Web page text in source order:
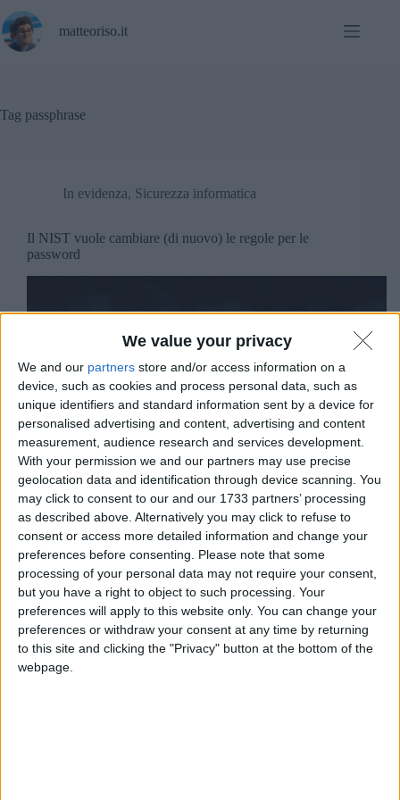
We value your privacy
We and our partners store and/or access information on a
device, such as cookies and process personal data, such as
unique identifiers and standard information sent by a device for
personalised advertising and content, advertising and content
measurement, audience research and services development.
With your permission we and our partners may use precise
geolocation data and identification through device scanning. You
may click to consent to our and our 1733 partners’ processing
as described above. Alternatively you may click to refuse to
consent or access more detailed information and change your
preferences before consenting. Please note that some
processing of your personal data may not require your consent,
but you have a right to object to such processing. Your
preferences will apply to this website only. You can change your
preferences or withdraw your consent at any time by returning
to this site and clicking the "Privacy" button at the bottom of the
webpage.
al
contenuto
matteoriso.it
Tag passphrase
In evidenza, Sicurezza informatica
Il NIST vuole cambiare (di nuovo) le regole per le
password
Secondo il NIST troppe regole per la creazione di una
password spingerebbero l'utente a usare password
troppo deboli ma semplici da ricordare. Ora il NIST